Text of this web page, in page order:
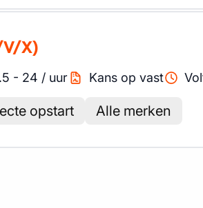
X)
- 24 / uur Kans op vast
opstart Alle merken